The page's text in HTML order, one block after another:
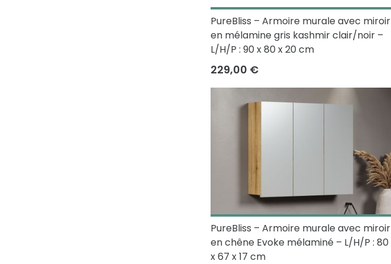
PureBliss – Armoire murale avec miroir
en mélamine gris kashmir clair/noir –
L/H/P : 90 x 80 x 20 cm
229,00 €
PureBliss – Armoire murale avec miroir
en chêne Evoke mélaminé – L/H/P : 80
x 67 x 17 cm